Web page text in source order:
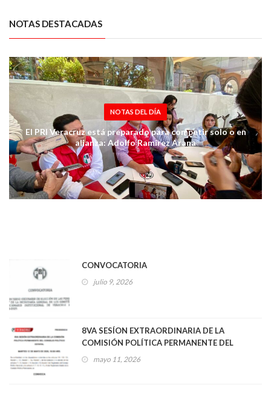
NOTAS DESTACADAS
NOTAS DEL DÍA
El PRI Veracruz está preparado para competir solo o en
alianza: Adolfo Ramírez Arana
CONVOCATORIA
julio 9, 2026
8VA SESÍON EXTRAORDINARIA DE LA
COMISIÓN POLÍTICA PERMANENTE DEL
CONSEJO POLÍTICO ESTATAL
mayo 11, 2026